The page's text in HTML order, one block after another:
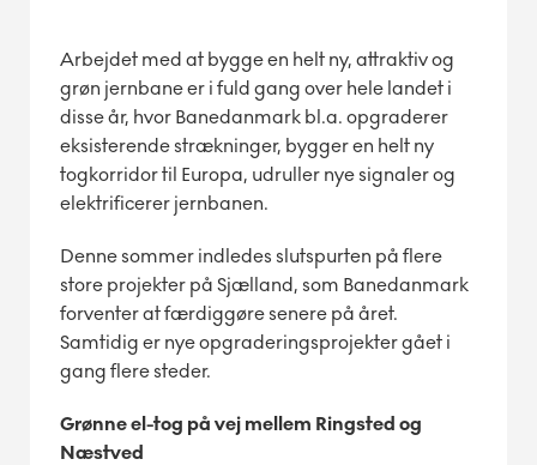
Arbejdet med at bygge en helt ny, attraktiv og
grøn jernbane er i fuld gang over hele landet i
disse år, hvor Banedanmark bl.a. opgraderer
eksisterende strækninger, bygger en helt ny
togkorridor til Europa, udruller nye signaler og
elektrificerer jernbanen.
Denne sommer indledes slutspurten på flere
store projekter på Sjælland, som Banedanmark
forventer at færdiggøre senere på året.
Samtidig er nye opgraderingsprojekter gået i
gang flere steder.
Grønne el-tog på vej mellem Ringsted og
Næstved